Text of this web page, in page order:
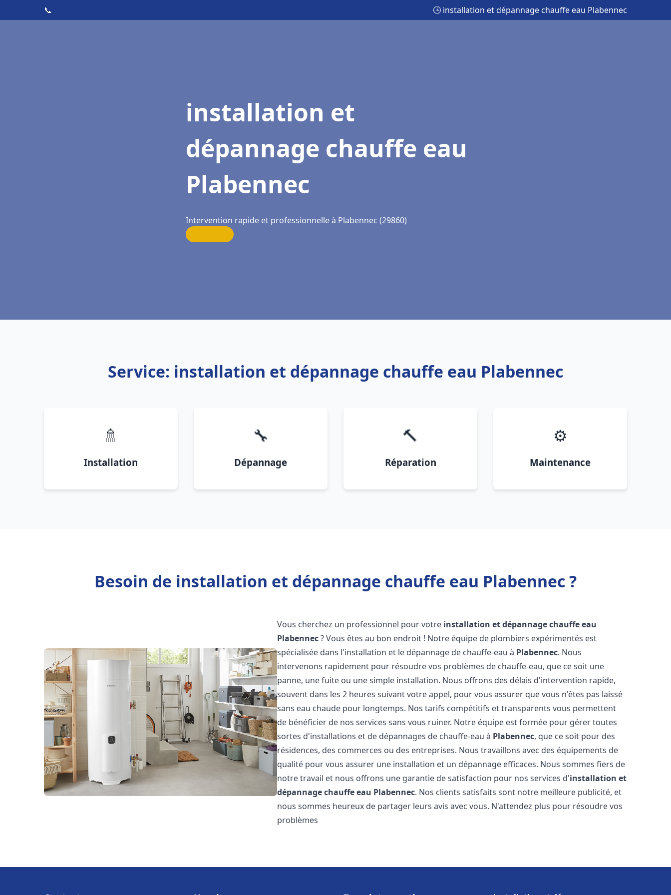
📞 🕒 installation et dépannage chauffe eau Plabennec
installation et
dépannage chauffe eau
Plabennec
Intervention rapide et professionnelle à Plabennec (29860)
Service: installation et dépannage chauffe eau Plabennec
🚿
Installation
🔧
Dépannage
🔨
Réparation
⚙️
Maintenance
Besoin de installation et dépannage chauffe eau Plabennec ?
Vous cherchez un professionnel pour votre installation et dépannage chauffe eau
Plabennec? Vous êtes au bon endroit ! Notre équipe de plombiers expérimentés est
spécialisée dans l'installation et le dépannage de chauffe-eau à Plabennec. Nous
intervenons rapidement pour résoudre vos problèmes de chauffe-eau, que ce soit une
panne, une fuite ou une simple installation. Nous offrons des délais d'intervention rapide,
souvent dans les 2 heures suivant votre appel, pour vous assurer que vous n'êtes pas laissé
sans eau chaude pour longtemps. Nos tarifs compétitifs et transparents vous permettent
de bénéficier de nos services sans vous ruiner. Notre équipe est formée pour gérer toutes
sortes d'installations et de dépannages de chauffe-eau à Plabennec, que ce soit pour des
résidences, des commerces ou des entreprises. Nous travaillons avec des équipements de
qualité pour vous assurer une installation et un dépannage efficaces. Nous sommes fiers de
notre travail et nous offrons une garantie de satisfaction pour nos services d'installation et
dépannage chauffe eau Plabennec. Nos clients satisfaits sont notre meilleure publicité, et
nous sommes heureux de partager leurs avis avec vous. N'attendez plus pour résoudre vos
problèmes